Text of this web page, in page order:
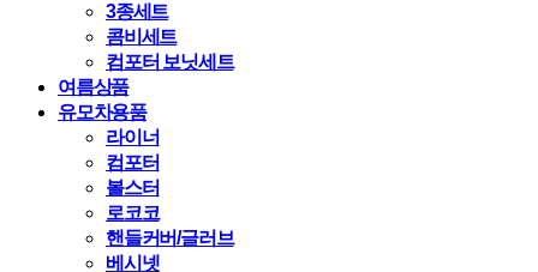
3종세트
콤비세트
컴포터 보닛세트
여름상품
유모차용품
라이너
컴포터
볼스터
로코코
핸들커버/글러브
베시넷